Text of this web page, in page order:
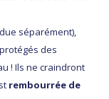
séparément),
des
! Ils ne craindront
rembourrée de